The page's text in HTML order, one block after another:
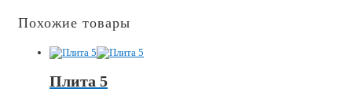
Похожие товары
Плита 5